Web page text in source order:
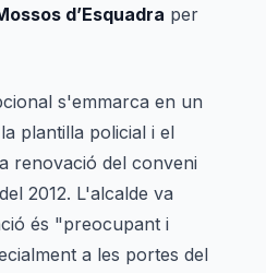
d’Esquadra per
s'emmarca en un
plantilla policial i el
renovació del conveni
2012. L'alcalde va
és "preocupant i
a les portes del